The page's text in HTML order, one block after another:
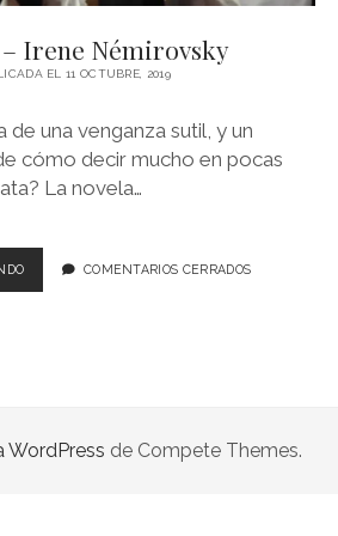
BOOKTAG
INFANTIL Y JUVENIL
DEL MES
Irene Némirovsky
EL 11 OCTUBRE, 2019
de una venganza sutil, y un
cómo decir mucho en pocas
La novela…
EL
BAILE
COMENTARIOS CERRADOS
WordPress de Compete Themes.